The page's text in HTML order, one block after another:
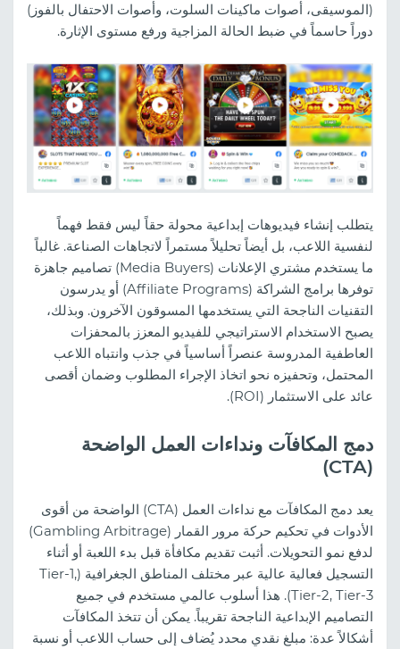
(الموسيقى، أصوات ماكينات السلوت، وأصوات الاحتفال بالفوز)
دوراً حاسماً في ضبط الحالة المزاجية ورفع مستوى الإثارة.
يتطلب إنشاء فيديوهات إبداعية محولة حقاً ليس فقط فهماً
لنفسية اللاعب، بل أيضاً تحليلاً مستمراً لاتجاهات الصناعة. غالباً
ما يستخدم مشتري الإعلانات (Media Buyers) تصاميم جاهزة
توفرها برامج الشراكة (Affiliate Programs) أو يدرسون
التقنيات الناجحة التي يستخدمها المسوقون الآخرون. وبذلك،
يصبح الاستخدام الاستراتيجي للفيديو المعزز بالمحفزات
العاطفية المدروسة عنصراً أساسياً في جذب وانتباه اللاعب
المحتمل، وتحفيزه نحو اتخاذ الإجراء المطلوب وضمان أقصى
عائد على الاستثمار (ROI).
دمج المكافآت ونداءات العمل الواضحة
(CTA)
يعد دمج المكافآت مع نداءات العمل (CTA) الواضحة من أقوى
الأدوات في تحكيم حركة مرور القمار (Gambling Arbitrage)
لدفع نمو التحويلات. أثبت تقديم مكافأة قبل بدء اللعبة أو أثناء
التسجيل فعالية عالية عبر مختلف المناطق الجغرافية (Tier-1,
Tier-2, Tier-3). هذا أسلوب عالمي مستخدم في جميع
التصاميم الإبداعية الناجحة تقريباً. يمكن أن تتخذ المكافآت
أشكالاً عدة: مبلغ نقدي محدد يُضاف إلى حساب اللاعب أو نسبة